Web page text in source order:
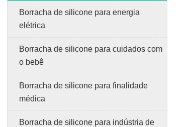
Borracha de silicone para energia
elétrica
Borracha de silicone para cuidados com
o bebê
Borracha de silicone para finalidade
médica
Borracha de silicone para indústria de